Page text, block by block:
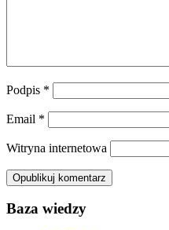
Podpis *
Email *
Witryna internetowa
Baza wiedzy